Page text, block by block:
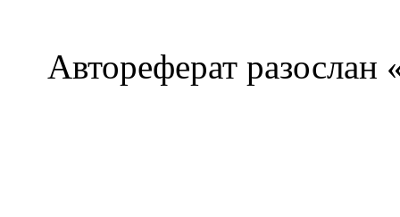
Автореферат разослан